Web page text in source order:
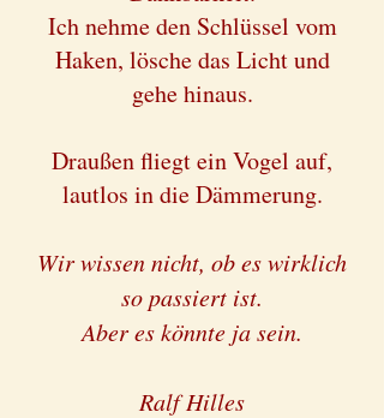
Ich nehme den Schlüssel vom
Haken, lösche das Licht und
gehe hinaus.
Draußen fliegt ein Vogel auf,
lautlos in die Dämmerung.
Wir wissen nicht, ob es wirklich
so passiert ist.
Aber es könnte ja sein.
Ralf Hilles